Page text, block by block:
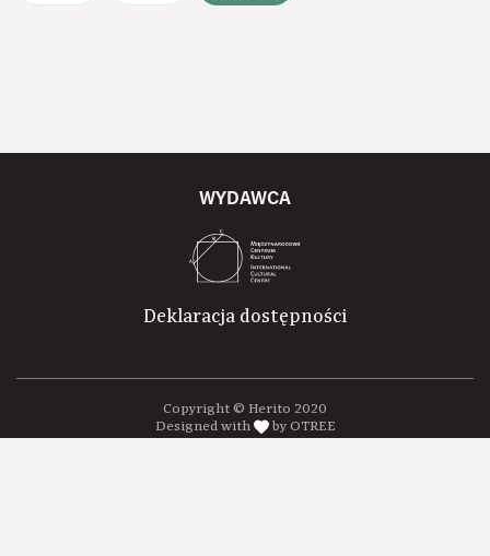
WYDAWCA
Deklaracja dostępności
Copyright © Herito 2020
Designed with
by OTREE